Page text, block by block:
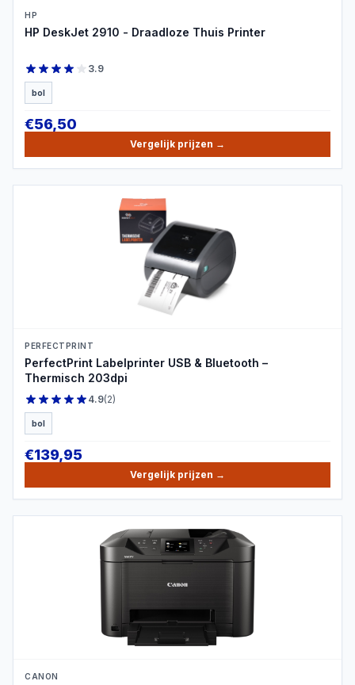
HP
HP DeskJet 2910 - Draadloze Thuis Printer
3.9
bol
€56,50
Vergelijk prijzen →
PRODUCTBEELD
PERFECTPRINT
PerfectPrint Labelprinter USB & Bluetooth –
Thermisch 203dpi
4.9(2)
bol
€139,95
Vergelijk prijzen →
PRODUCTBEELD
CANON